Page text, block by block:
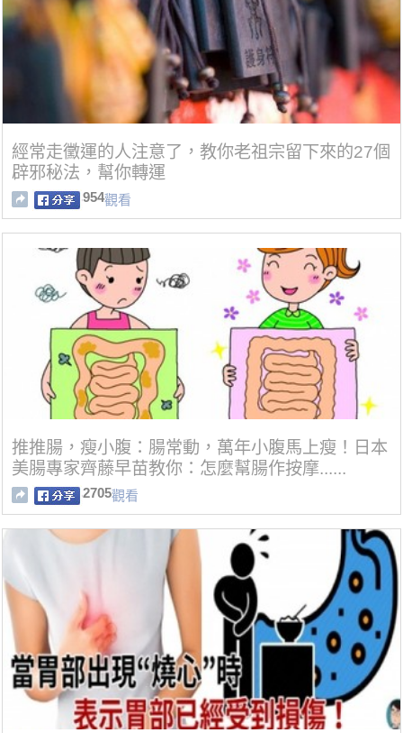
經常走黴運的人注意了，教你老祖宗留下來的27個
辟邪秘法，幫你轉運
954觀看
推推腸，瘦小腹：腸常動，萬年小腹馬上瘦！日本
美腸專家齊藤早苗教你：怎麼幫腸作按摩......
2705觀看